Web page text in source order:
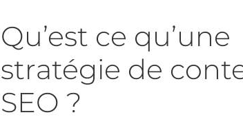
Qu’est ce qu’une
stratégie de
SEO ?